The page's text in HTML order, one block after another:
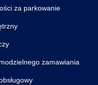
za parkowanie
zamawiania